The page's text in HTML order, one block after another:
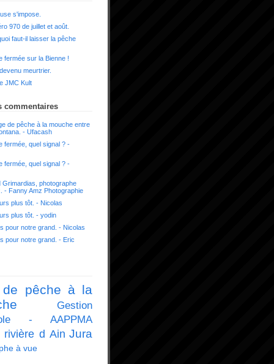
s'impose.
970 de juillet et août.
faut-il laisser la pêche
fermée sur la Bienne !
meurtrier.
JMC Kult
commentaires
de pêche à la mouche entre
- Ufacash
fermée, quel signal ? -
fermée, quel signal ? -
Grimardias, photographe
- Fanny Amz Photographie
plus tôt. - Nicolas
plus tôt. - yodin
pour notre grand. - Nicolas
pour notre grand. - Eric
de pêche à la
Gestion
- AAPPMA
rivière d Ain Jura
à vue